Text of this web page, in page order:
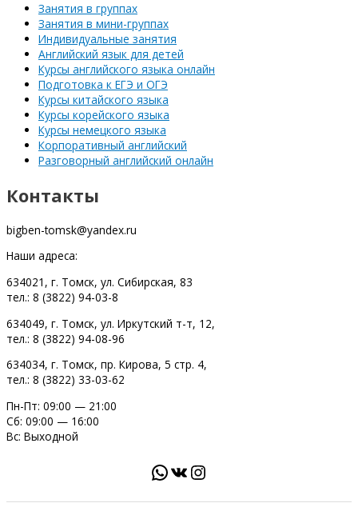
Занятия в группах
Занятия в мини-группах
Индивидуальные занятия
Английский язык для детей
Курсы английского языка онлайн
Подготовка к ЕГЭ и ОГЭ
Курсы китайского языка
Курсы корейского языка
Курсы немецкого языка
Корпоративный английский
Разговорный английский онлайн
Контакты
bigben-tomsk@yandex.ru
Наши адреса:
634021, г. Томск, ул. Сибирская, 83
тел.: 8 (3822) 94-03-8
634049, г. Томск, ул. Иркутский т-т, 12,
тел.: 8 (3822) 94-08-96
634034, г. Томск, пр. Кирова, 5 стр. 4,
тел.: 8 (3822) 33-03-62
Пн-Пт: 09:00 — 21:00
Сб: 09:00 — 16:00
Вс: Выходной